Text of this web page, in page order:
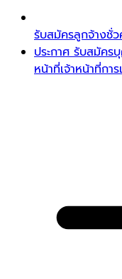
รับสมัครลูกจ้างชั่
ประกาศ รับสมัคร
หน้าที่เจ้าหน้าที่การ